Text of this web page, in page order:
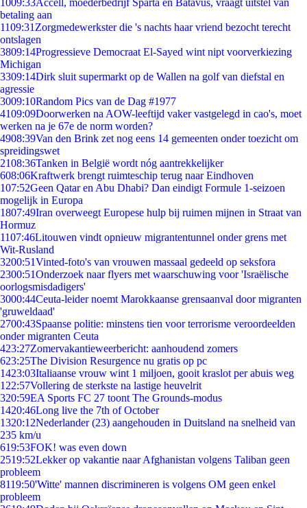
1009:33Accell, moederbedrijf Sparta en Batavus, vraagt uitstel van
betaling aan
1109:31 Zorgmedewerkster die 's nachts haar vriend bezocht terecht
ontslagen
3809:14Progressieve Democraat El-Sayed wint nipt voorverkiezing
Michigan
3309:14Dirk sluit supermarkt op de Wallen na golf van diefstal en
agressie
3009:10Random Pics van de Dag #1977
4109:09Doorwerken na AOW-leeftijd vaker vastgelegd in cao's, moet
werken na je 67e de norm worden?
4908:39Van den Brink zet nog eens 14 gemeenten onder toezicht om
spreidingswet
2108:36Tanken in België wordt nóg aantrekkelijker
608:06Kraftwerk brengt ruimteschip terug naar Eindhoven
107:52Geen Qatar en Abu Dhabi? Dan eindigt Formule 1-seizoen
mogelijk in Europa
1807:49Iran overweegt Europese hulp bij ruimen mijnen in Straat van
Hormuz
1107:46Litouwen vindt opnieuw migrantentunnel onder grens met
Wit-Rusland
3200:51Vinted-foto's van vrouwen massaal gedeeld op seksfora
2300:51Onderzoek naar flyers met waarschuwing voor 'Israëlische
oorlogsmisdadigers'
3000:44Ceuta-leider noemt Marokkaanse grensaanval door migranten
'gruweldaad'
2700:43Spaanse politie: minstens tien voor terrorisme veroordeelden
onder migranten Ceuta
423:27Zomervakantieweerbericht: aanhoudend zomers
623:25The Division Resurgence nu gratis op pc
1423:03Italiaanse vrouw wint 1 miljoen, gooit kraslot per abuis weg
1 22:57Vollering de sterkste na lastige heuvelrit
320:59EA Sports FC 27 toont The Grounds-modus
1420:46Long live the 7th of October
1320:12Nederlander (23) aangehouden in Duitsland na snelheid van
235 km/u
619:53FOK! was even down
2519:52Lekker op vakantie naar Afghanistan volgens Taliban geen
probleem
8119:50'Witte' mannen discrimineren is volgens OM geen enkel
probleem